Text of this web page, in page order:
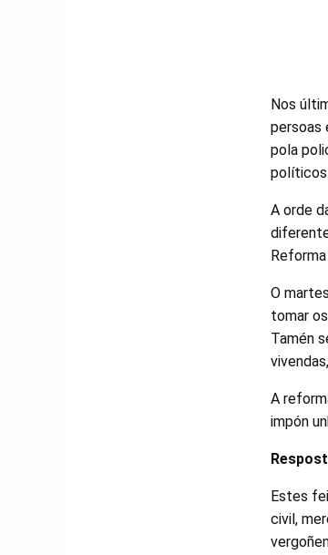
Nos
persoas
pola
políticos
A orde
O
tomar
Tamén
A
impón
Estes
civil,